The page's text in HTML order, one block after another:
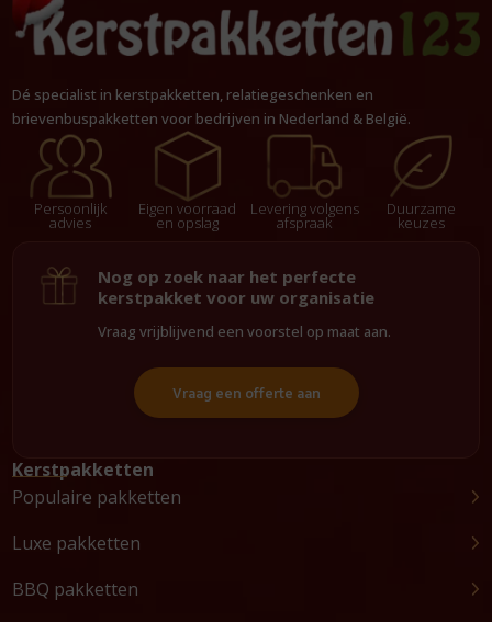
Dé specialist in kerstpakketten, relatiegeschenken en
brievenbuspakketten voor bedrijven in Nederland & België.
Persoonlijk
advies
Eigen voorraad
en opslag
Levering volgens
afspraak
Duurzame
keuzes
Nog op zoek naar het perfecte
kerstpakket voor uw organisatie
Vraag vrijblijvend een voorstel op maat aan.
Vraag een offerte aan
Kerstpakketten
Populaire pakketten
Luxe pakketten
BBQ pakketten